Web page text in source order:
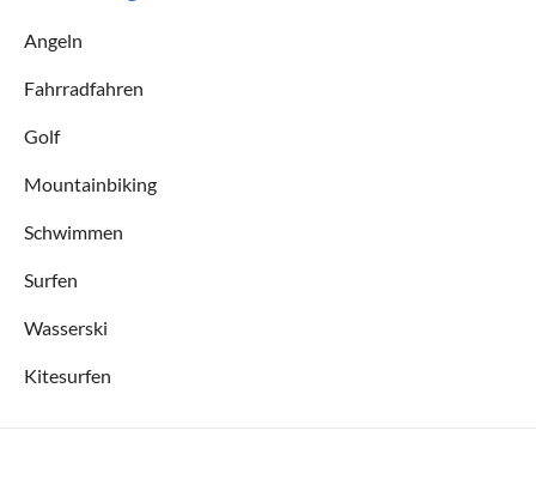
Angeln
Fahrradfahren
Golf
Mountainbiking
Schwimmen
Surfen
Wasserski
Kitesurfen